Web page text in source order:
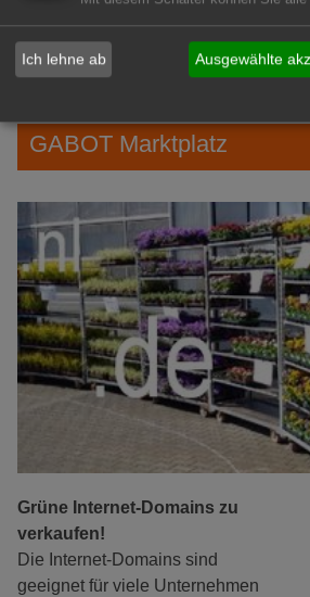
Repräsentative Immobilie für
IHREN Betrieb!
zur Anzeige
GABOT Marktplatz
Grüne Internet-Domains zu
verkaufen!
Die Internet-Domains sind
geeignet für viele Unternehmen
Ich lehne ab Ausgewählte